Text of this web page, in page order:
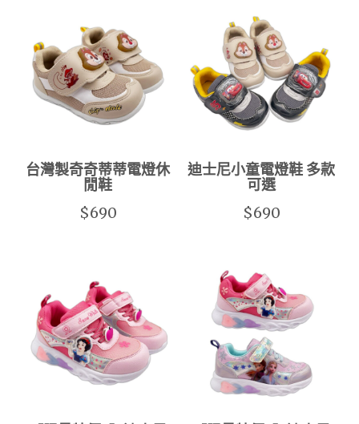
台灣製奇奇蒂蒂電燈休
閒鞋
$690
迪士尼小童電燈鞋 多款
可選
$690